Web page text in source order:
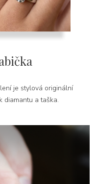
je stylová originální
diamantu a taška.